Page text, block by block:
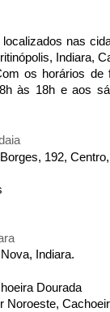
nas
Indiara,
os horários de
às 18h e aos
192,
Indiara.
Dourada
Noroeste,